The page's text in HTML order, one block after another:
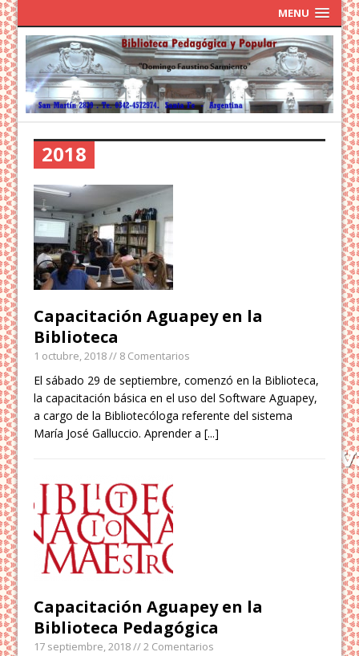
MENU
2018
Capacitación Aguapey en la
Biblioteca
1 octubre, 2018// 8 Comentarios
El sábado 29 de septiembre, comenzó en la Biblioteca,
la capacitación básica en el uso del Software Aguapey,
a cargo de la Bibliotecóloga referente del sistema
María José Galluccio. Aprender a[...]
Capacitación Aguapey en la
Biblioteca Pedagógica
17 septiembre, 2018// 2 Comentarios